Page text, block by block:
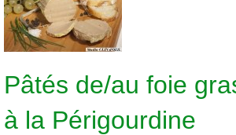
Pâtés de/au foie
à la Périgourdine